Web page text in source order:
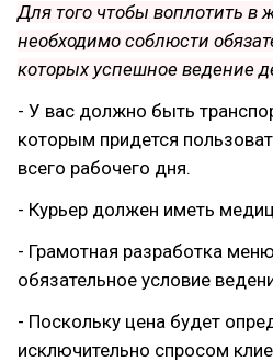
Для того чтобы воплотить в
необходимо соблюсти
которых успешное ведение
- У вас должно быть
которым придется
всего рабочего дня.
- Курьер должен иметь
- Грамотная разработка
обязательное условие
- Поскольку цена будет
исключительно спросом